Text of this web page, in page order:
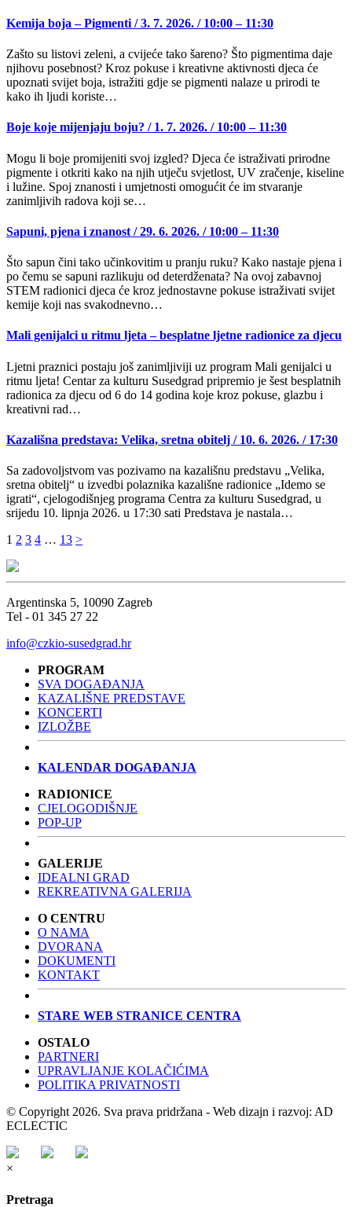
Kemija boja – Pigmenti / 3. 7. 2026. / 10:00 – 11:30
Zašto su listovi zeleni, a cvijeće tako šareno? Što pigmentima daje
njihovu posebnost? Kroz pokuse i kreativne aktivnosti djeca će
upoznati svijet boja, istražiti gdje se pigmenti nalaze u prirodi te
kako ih ljudi koriste…
Boje koje mijenjaju boju? / 1. 7. 2026. / 10:00 – 11:30
Mogu li boje promijeniti svoj izgled? Djeca će istraživati prirodne
pigmente i otkriti kako na njih utječu svjetlost, UV zračenje, kiseline
i lužine. Spoj znanosti i umjetnosti omogućit će im stvaranje
zanimljivih radova koji se…
Sapuni, pjena i znanost / 29. 6. 2026. / 10:00 – 11:30
Što sapun čini tako učinkovitim u pranju ruku? Kako nastaje pjena i
po čemu se sapuni razlikuju od deterdženata? Na ovoj zabavnoj
STEM radionici djeca će kroz jednostavne pokuse istraživati svijet
kemije koji nas svakodnevno…
Mali genijalci u ritmu ljeta – besplatne ljetne radionice za djecu
Ljetni praznici postaju još zanimljiviji uz program Mali genijalci u
ritmu ljeta! Centar za kulturu Susedgrad pripremio je šest besplatnih
radionica za djecu od 6 do 14 godina koje kroz pokuse, glazbu i
kreativni rad…
Kazališna predstava: Velika, sretna obitelj / 10. 6. 2026. / 17:30
Sa zadovoljstvom vas pozivamo na kazališnu predstavu „Velika,
sretna obitelj“ u izvedbi polaznika kazališne radionice „Idemo se
igrati“, cjelogodišnjeg programa Centra za kulturu Susedgrad, u
srijedu 10. lipnja 2026. u 17:30 sati Predstava je nastala…
Brojevi
stranica
objava
1 2 3 4 … 13 >
Argentinska 5, 10090 Zagreb
Tel - 01 345 27 22
info@czkio-susedgrad.hr
PROGRAM
SVA DOGAĐANJA
KAZALIŠNE PREDSTAVE
KONCERTI
IZLOŽBE
KALENDAR DOGAĐANJA
RADIONICE
CJELOGODIŠNJE
POP-UP
GALERIJE
IDEALNI GRAD
REKREATIVNA GALERIJA
O CENTRU
O NAMA
DVORANA
DOKUMENTI
KONTAKT
STARE WEB STRANICE CENTRA
OSTALO
PARTNERI
UPRAVLJANJE KOLAČIĆIMA
POLITIKA PRIVATNOSTI
© Copyright 2026. Sva prava pridržana - Web dizajn i razvoj: AD
ECLECTIC
×
Pretraga